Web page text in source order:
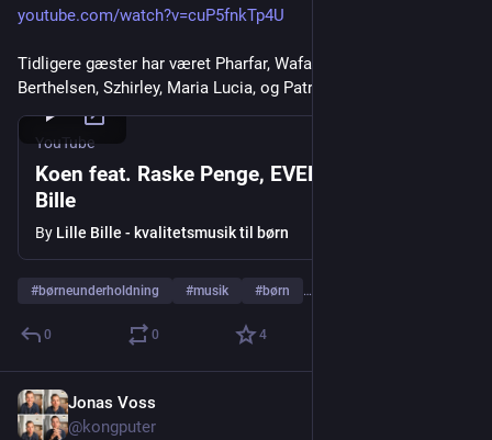
youtube.com/watch?v=cuP5fnkTp4U
Tidligere gæster har været Pharfar, Wafande, Klumben, Julie
Berthelsen, Szhirley, Maria Lucia, og Patrick Dorgan.
YouTube
Koen feat. Raske Penge, EVENDYR | Lille
Bille
By Lille Bille - kvalitetsmusik til børn
#børneunderholdning #musik #børn …and 1 more
0 0 4
Jonas Voss
@kongputer